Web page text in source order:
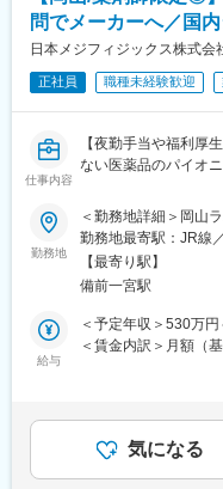
「ニーズを聞き出す
力」、「原料などに
す。
・顧客や開発部門と
試行錯誤を繰り返し
は達成感を感じるこ
■当社の強み：
《1》独自の技術力
限に発揮する独自の
品開発を実現してい
《2》お客様の要望に
「機能性素材の研究
担うとともに、自社
売も行っています。
で検査を実施してお
関の認証も取得してい
問でメーカーへ／国
日本メジフィジックス株式会
正社員 職種未経験歓迎
仕事内容
【夜勤手当や福利厚
ない医薬品のパイオニ
■具体的な職務内容
・放射性医薬品の製造
・放射性医薬品の無
験
・放射性医薬品の製
・新製剤、新技術の
※独り立ちするまで
SPECT・PETと呼ば
生体内の微妙な変化
という技術であり、
勤務地
＜勤務地詳細＞岡山
勤務地最寄駅：JR線
範囲：会社の定める事
【最寄り駅】
備前一宮駅
給与
＜予定年収＞530万
＜賃金内訳＞月額（
績のターゲット100
気になる